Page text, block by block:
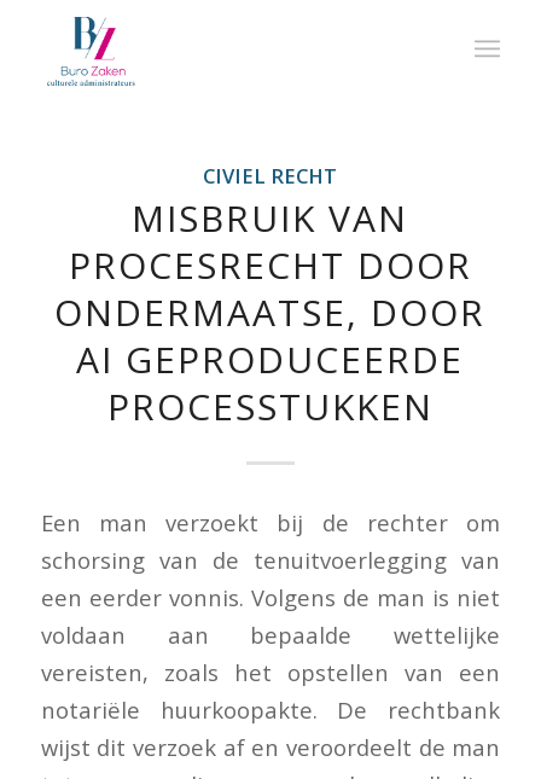
CIVIEL RECHT
MISBRUIK VAN
PROCESRECHT DOOR
ONDERMAATSE, DOOR
AI GEPRODUCEERDE
PROCESSTUKKEN
Een man verzoekt bij de rechter om
schorsing van de tenuitvoerlegging van
een eerder vonnis. Volgens de man is niet
voldaan aan bepaalde wettelijke
vereisten, zoals het opstellen van een
notariële huurkoopakte. De rechtbank
wijst dit verzoek af en veroordeelt de man